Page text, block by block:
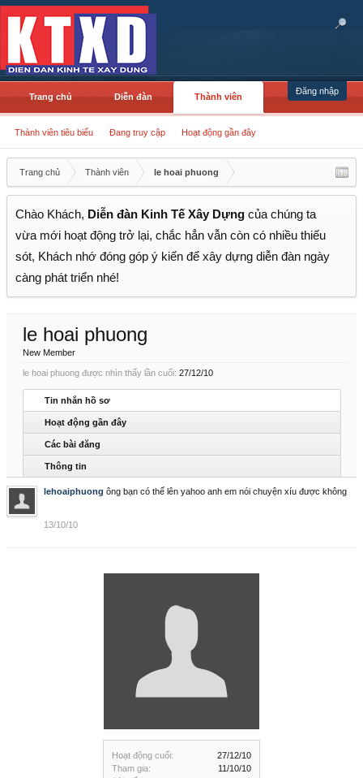
Đăng nhập
Trang chủ Diễn đàn Thành viên
Thành viên tiêu biểu Đang truy cập Hoạt động gần đây
Trang chủ Thành viên le hoai phuong
Chào Khách, Diễn đàn Kinh Tế Xây Dựng của chúng ta
vừa mới hoạt động trở lại, chắc hẳn vẫn còn có nhiều thiếu
sót, Khách nhớ đóng góp ý kiến để xây dựng diễn đàn ngày
càng phát triển nhé!
Hoạt động cuối:
27/12/10
Tham gia:
11/10/10
le hoai phuong
New Member
le hoai phuong được nhìn thấy lần cuối: 27/12/10
Tin nhắn hồ sơ
Hoạt động gần đây
Các bài đăng
Thông tin
lehoaiphuong ông bạn có thể lên yahoo anh em nói chuyện xíu được không
13/10/10